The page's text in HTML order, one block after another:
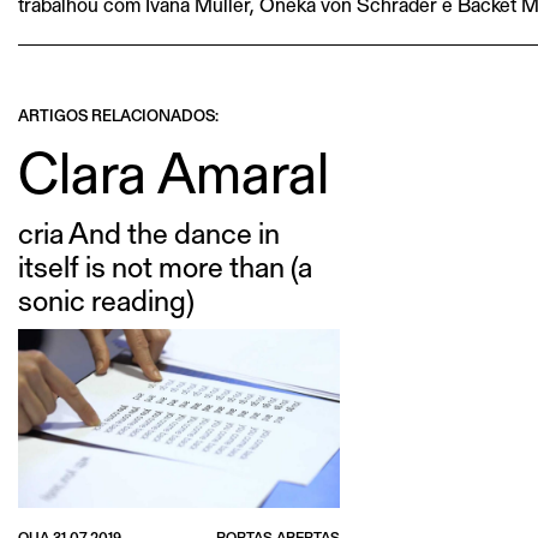
ARTIGOS RELACIONADOS:
Clara Amaral
cria And the dance in
itself is not more than (a
sonic reading)